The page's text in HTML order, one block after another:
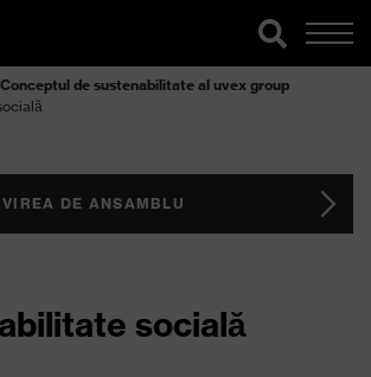
Conceptul de sustenabilitate al uvex group
DE ANSAMBLU
socială